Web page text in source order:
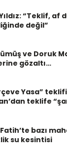
“Teklif, af
değil”
ve Doruk
gözaltı…
Yasa” teklifi
teklife
Fatih’te bazı
su kesintisi